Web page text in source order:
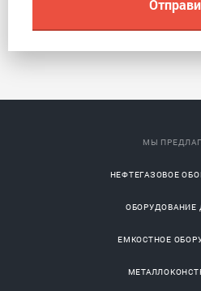
МЫ
НЕФТЕГАЗОВОЕ
ОБОРУДОВАНИЕ
ЕМКОСТНОЕ